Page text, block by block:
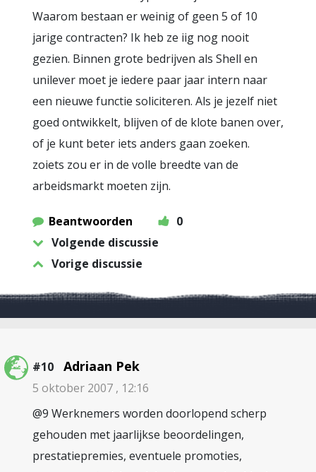
Waarom bestaan er weinig of geen 5 of 10
jarige contracten? Ik heb ze iig nog nooit
gezien. Binnen grote bedrijven als Shell en
unilever moet je iedere paar jaar intern naar
een nieuwe functie soliciteren. Als je jezelf niet
goed ontwikkelt, blijven of de klote banen over,
of je kunt beter iets anders gaan zoeken.
zoiets zou er in de volle breedte van de
arbeidsmarkt moeten zijn.
Beantwoorden
0
Volgende discussie
Vorige discussie
#10 Adriaan Pek
5 oktober 2007 , 12:16
@9 Werknemers worden doorlopend scherp
gehouden met jaarlijkse beoordelingen,
prestatiepremies, eventuele promoties,